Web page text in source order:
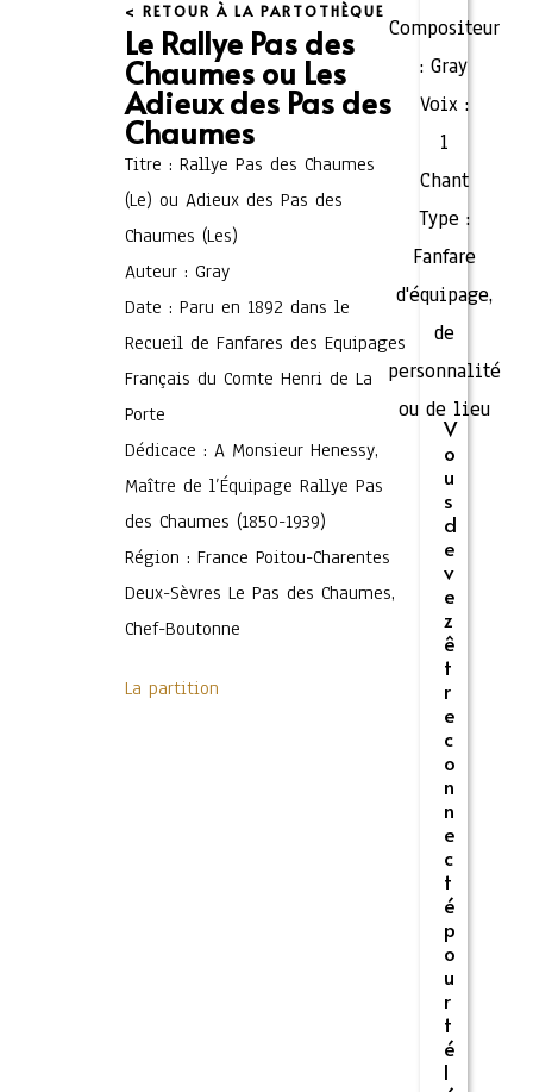
< RETOUR À LA PARTOTHÈQUE
Le Rallye Pas des
Chaumes ou Les
Adieux des Pas des
Chaumes
Titre : Rallye Pas des Chaumes
(Le) ou Adieux des Pas des
Chaumes (Les)
Auteur : Gray
Date : Paru en 1892 dans le
Recueil de Fanfares des Equipages
Français du Comte Henri de La
Porte
Dédicace : A Monsieur Henessy,
Maître de l’Équipage Rallye Pas
des Chaumes (1850-1939)
Région : France Poitou-Charentes
Deux-Sèvres Le Pas des Chaumes,
Chef-Boutonne
La partition
Compositeur
: Gray
Voix :
1
Chant
Type :
Fanfare
d'équipage,
de
personnalité
ou de lieu
V
o
u
s
d
e
v
e
z
ê
t
r
e
c
o
n
n
e
c
t
é
p
o
u
r
t
é
l